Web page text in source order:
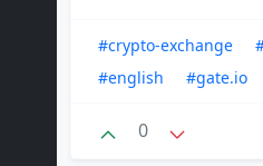
#crypto-exchange
#english
#gate.io
0